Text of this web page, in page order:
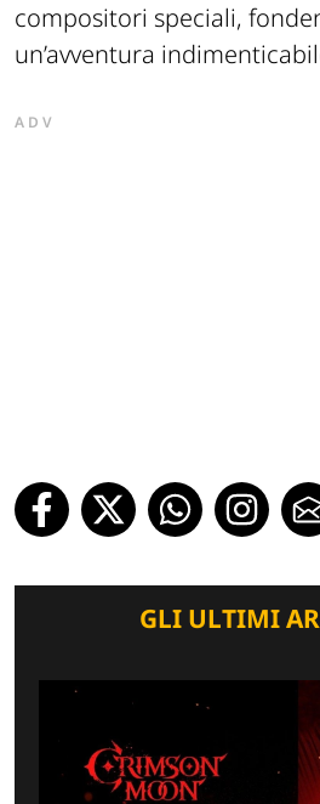
compositori speciali,
un’avventura
ADV
GLI ULTIMI